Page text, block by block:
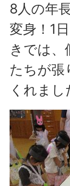
8人の年
変身！1
きでは、
たちが張
くれまし